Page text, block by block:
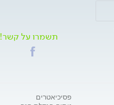
תשמרו על קשר!
פסיכיאטרים